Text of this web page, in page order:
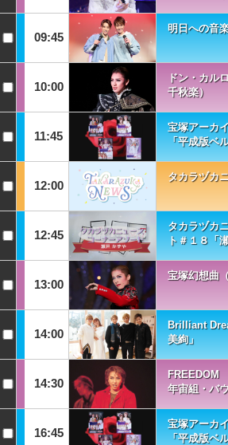
09:45
明日への音
10:00
ドン・カル
千秋楽）
11:45
宝塚アーカ
「平成版ベ
12:00
タカラヅカ
12:45
タカラヅカ
ト＃１８「
13:00
宝塚幻想曲
14:00
Brilliant
美絢」
14:30
FREEDOM
年宙組・バ
16:45
宝塚アーカ
「平成版ベ